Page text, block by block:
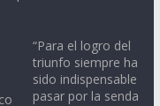
“Para el logro del
triunfo siempre ha
sido indispensable
pasar por la senda